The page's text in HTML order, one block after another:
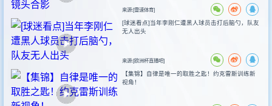
来源:[雷速体育]
[球迷看点]当年李刚仁遭黑人球员击打后脑勺，队友
无人出头
来源:[欧洲杯直播吧]
【集锦】自律是唯一的取胜之匙！约克雷斯训练新
视角！